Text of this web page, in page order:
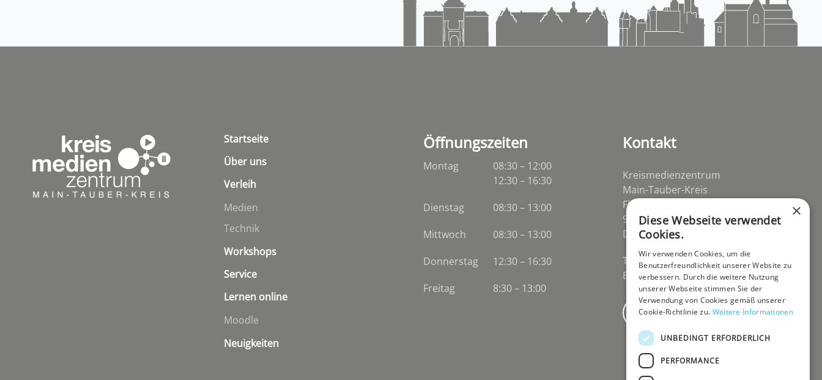
Startseite
Über uns
Verleih
Medien
Technik
Workshops
Service
Lernen online
Moodle
Neuigkeiten
Öffnungszeiten
Montag
08:30 – 12:00
12:30 – 16:30
Dienstag
08:30– 13:00
Mittwoch
08:30– 13:00
Donnerstag
12:30 – 16:30
Freitag
8:30 – 13:00
Kontakt
Kreismedienzentrum
Main-Tauber-Kreis
Flurstraße 2
97941 Tauberbischofsheim-
Distelhausen
Telefon 09341 84670
E-Mailpost@kmz-tbb.de
Newsletter
×
Diese Webseite verwendet
Cookies.
Wir verwenden Cookies, um die
Benutzerfreundlichkeit unserer Website zu
verbessern. Durch die weitere Nutzung
unserer Webseite stimmen Sie der
Verwendung von Cookies gemäß unserer
Cookie-Richtlinie zu. Weitere Informationen
UNBEDINGT ERFORDERLICH
PERFORMANCE